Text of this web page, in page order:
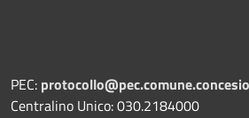
PEC:
Centralino Unico: 030.2184000